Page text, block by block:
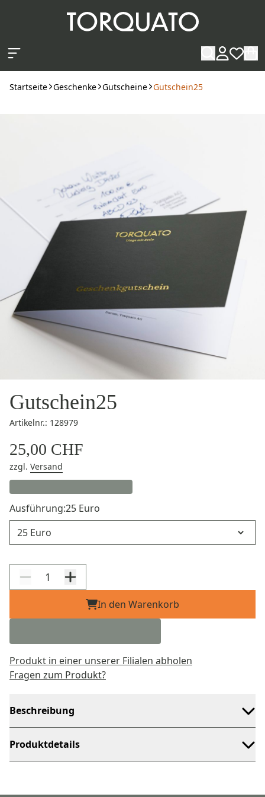
Startseite Geschenke Gutscheine Gutschein25
Gutschein25
Artikelnr.: 128979
25,00 CHF
zzgl. Versand
Ausführung:25 Euro
In den Warenkorb
Produkt in einer unserer Filialen abholen
Fragen zum Produkt?
Beschreibung
Produktdetails